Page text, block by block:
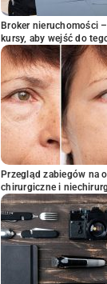
Broker nieruchomości
kursy, aby wejść do
Przegląd zabiegów na
chirurgiczne i